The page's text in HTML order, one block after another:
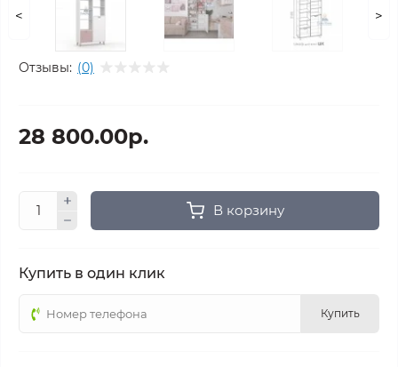
< >
Отзывы: (0)
28 800.00р.
В корзину
Купить в один клик
Купить